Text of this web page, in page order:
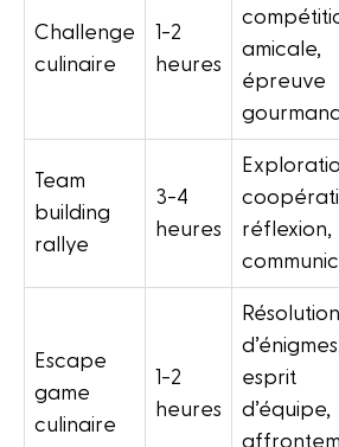
Challenge
culinaire
1-2
heures
amicale,
épreuve
Team
building
rallye
3-4
heures
réflexion,
Escape
game
culinaire
1-2
heures
Résolution
esprit
d’équipe,